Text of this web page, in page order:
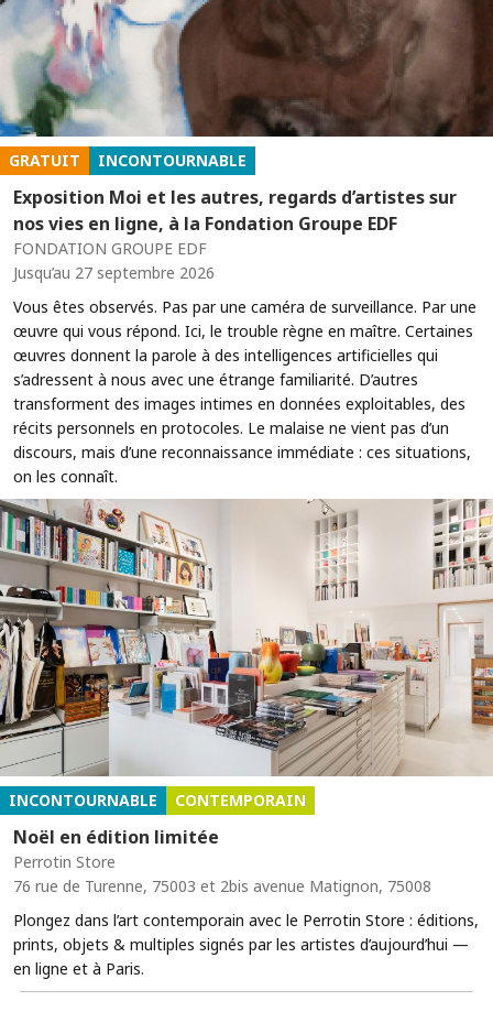
GRATUIT INCONTOURNABLE
Exposition Moi et les autres, regards d’artistes sur
nos vies en ligne, à la Fondation Groupe EDF
FONDATION GROUPE EDF
Jusqu’au 27 septembre 2026
Vous êtes observés. Pas par une caméra de surveillance. Par une
œuvre qui vous répond. Ici, le trouble règne en maître. Certaines
œuvres donnent la parole à des intelligences artificielles qui
s’adressent à nous avec une étrange familiarité. D’autres
transforment des images intimes en données exploitables, des
récits personnels en protocoles. Le malaise ne vient pas d’un
discours, mais d’une reconnaissance immédiate : ces situations,
on les connaît.
INCONTOURNABLE CONTEMPORAIN
Noël en édition limitée
Perrotin Store
76 rue de Turenne, 75003 et 2bis avenue Matignon, 75008
Plongez dans l’art contemporain avec le Perrotin Store : éditions,
prints, objets & multiples signés par les artistes d’aujourd’hui —
en ligne et à Paris.